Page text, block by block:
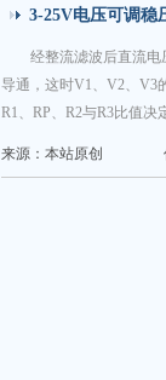
3-25V电压可调稳
经整流滤波后直流电
导通，这时V1、V2、V3
R1、RP、R2与R3比值决
来源：本站原创